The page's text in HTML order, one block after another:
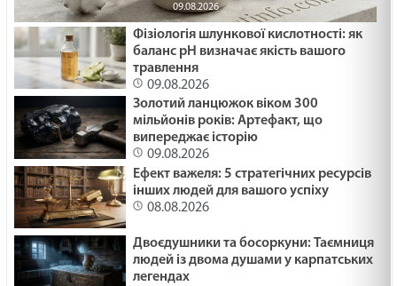
09.08.2026
Фізіологія шлункової кислотності: як
баланс pH визначає якість вашого
травлення
09.08.2026
Золотий ланцюжок віком 300
мільйонів років: Артефакт, що
випереджає історію
09.08.2026
Ефект важеля: 5 стратегічних ресурсів
інших людей для вашого успіху
08.08.2026
Двоєдушники та босоркуни: Таємниця
людей із двома душами у карпатських
легендах